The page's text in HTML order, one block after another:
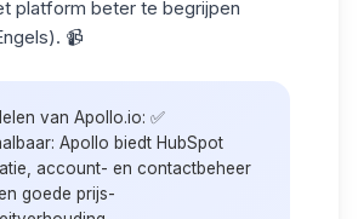
platform beter te begrijpen
📹
van Apollo.io: ✅
Apollo biedt HubSpot
account- en contactbeheer
goede prijs-